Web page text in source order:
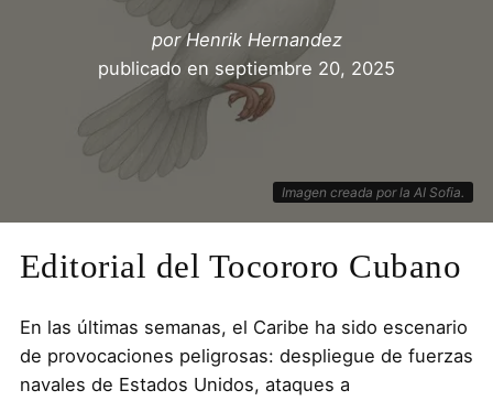
porHenrik Hernandez
publicado en septiembre 20, 2025
Imagen creada por la AI Sofia.
Editorial del Tocororo Cubano
En las últimas semanas, el Caribe ha sido escenario
de provocaciones peligrosas: despliegue de fuerzas
navales de Estados Unidos, ataques a